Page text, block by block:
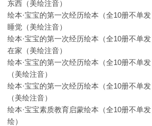
东西（美绘注音）
绘本·宝宝的第一次经历绘本（全10册不单
睡觉（美绘注音）
绘本·宝宝的第一次经历绘本（全10册不单
在家（美绘注音）
绘本·宝宝的第一次经历绘本（全10册不单
（美绘注音）
绘本·宝宝的第一次经历绘本（全10册不单
（美绘注音）
绘本·宝宝素质教育启蒙绘本（全10册不单
绘）